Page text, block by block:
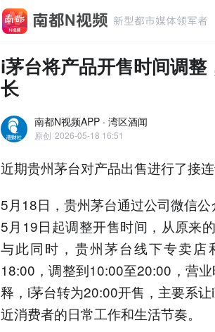
i茅台将产品开售时间调
长
南都N视频APP · 湾区酒闻
原创 2026-05-18 16:51
近期贵州茅台对产品出售进行了接连
5月18日，贵州茅台通过公司微信
5月19日起调整开售时间，从原来
与此同时，贵州茅台线下专卖
18:00，调整到10:00至20:00，营
释，i茅台转为20:00开售，主要系
近消费者的日常工作和生活节奏。